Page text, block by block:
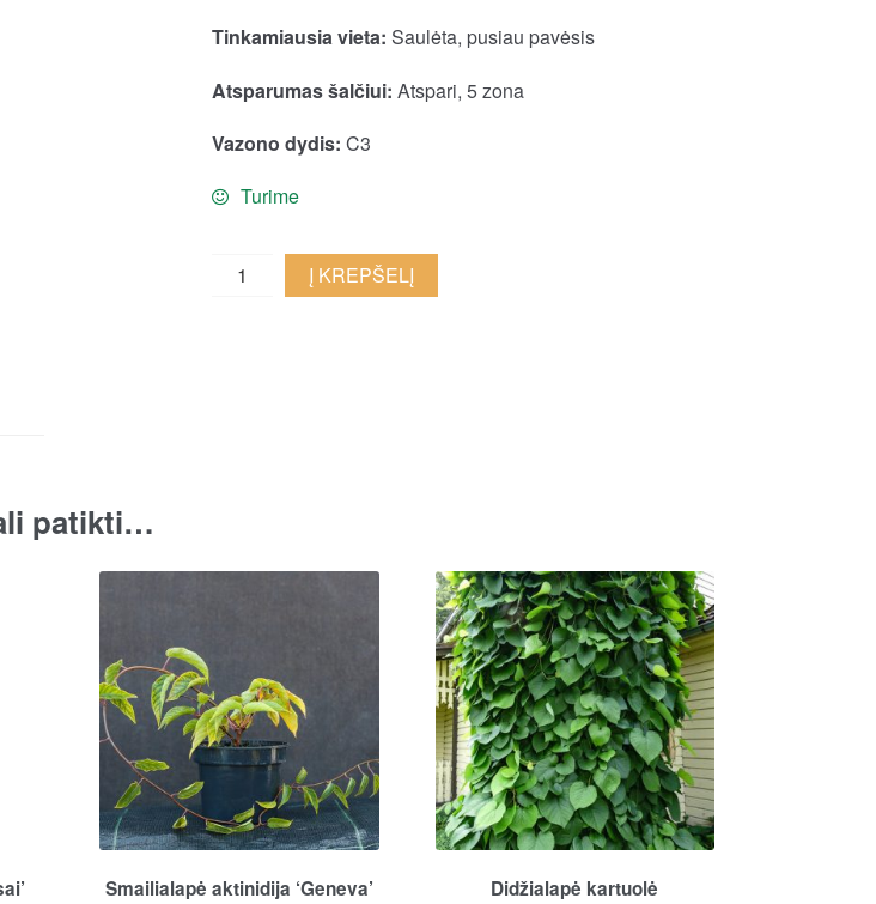
Tinkamiausia vieta: Saulėta, pusiau pavėsis
Atsparumas šalčiui: Atspari, 5 zona
Vazono dydis: C3
Turime
PlaukuotojiĮ KREPŠELĮ
patikti…
Smailialapė aktinidija ‘Geneva’ Didžialapė kartuolė